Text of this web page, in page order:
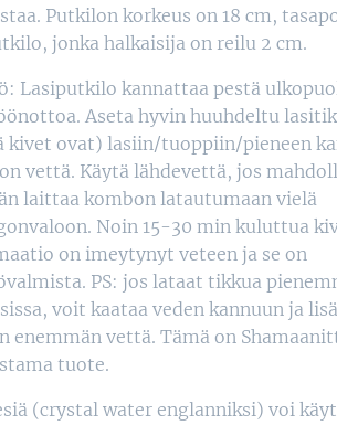
Putkilon korkeus on 18 cm,
jonka halkaisija on reilu 2 cm.
Lasiputkilo kannattaa pestä
Aseta hyvin huuhdeltu
kivet ovat) lasiin/tuoppiin/pieneen
vettä. Käytä lähdevettä, jos
laittaa kombon latautumaan vielä
Noin 15-30 min kuluttua
on imeytynyt veteen ja se on
PS: jos lataat tikkua
voit kaataa veden kannuun ja
enemmän vettä. Tämä on
tuote.
(crystal water englanniksi) voi